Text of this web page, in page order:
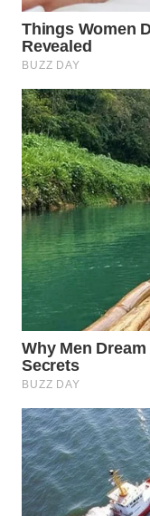
WN
PRIANGAN
TIMUR
WN
SEMARANG
WN
SOLO
WN
BOROBUDUR
MADURA
WN
SURABAYA
WN
NATUNA
WN